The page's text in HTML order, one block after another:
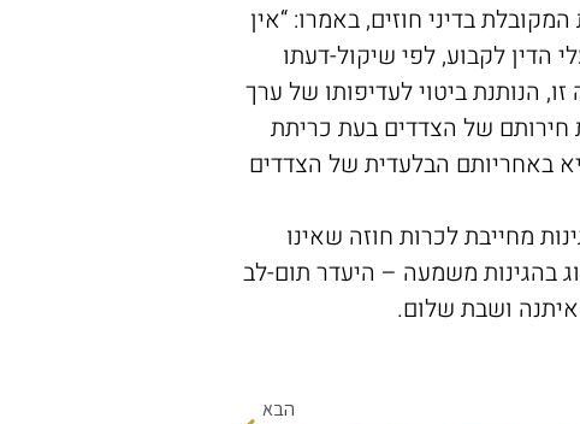
בדיני חוזים, באמרו: “אין
לקבוע, לפי שיקול-דעתו
הנותנת ביטוי לעדיפותו של ערך
חירותם של הצדדים בעת כריתת
באחריותם הבלעדית של הצדדים
מחייבת לכרות חוזה שאינו
בהגינות משמעה – היעדר תום-לב
ושבת שלום.
הבא